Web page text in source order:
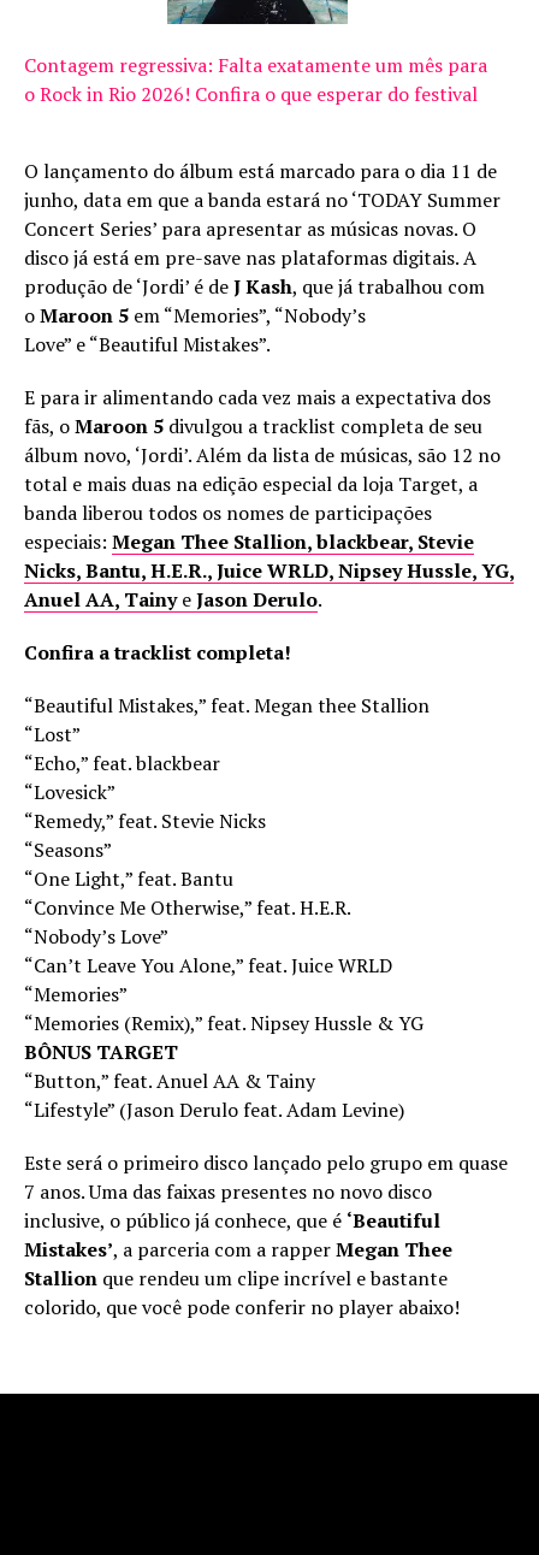
Contagem regressiva: Falta exatamente um mês para
o Rock in Rio 2026! Confira o que esperar do festival
O lançamento do álbum está marcado para o dia 11 de
junho, data em que a banda estará no ‘TODAY Summer
Concert Series’ para apresentar as músicas novas. O
disco já está em pre-save nas plataformas digitais. A
produção de ‘Jordi’ é deJ Kash, que já trabalhou com
oMaroon 5 em “Memories”, “Nobody’s
Love” e “Beautiful Mistakes”.
E para ir alimentando cada vez mais a expectativa dos
fãs, oMaroon 5 divulgou a tracklist completa de seu
álbum novo, ‘Jordi’. Além da lista de músicas, são 12 no
total e mais duas na edição especial da loja Target, a
banda liberou todos os nomes de participações
especiais: Megan Thee Stallion, blackbear, Stevie
Nicks, Bantu, H.E.R., Juice WRLD, Nipsey Hussle, YG,
Anuel AA, TainyeJason Derulo.
Confira a tracklist completa!
“Beautiful Mistakes,” feat. Megan thee Stallion
“Lost”
“Echo,” feat. blackbear
“Lovesick”
“Remedy,” feat. Stevie Nicks
“Seasons”
“One Light,” feat. Bantu
“Convince Me Otherwise,” feat. H.E.R.
“Nobody’s Love”
“Can’t Leave You Alone,” feat. Juice WRLD
“Memories”
“Memories (Remix),” feat. Nipsey Hussle & YG
BÔNUS TARGET
“Button,” feat. Anuel AA & Tainy
“Lifestyle” (Jason Derulo feat. Adam Levine)
Este será o primeiro disco lançado pelo grupo em quase
7 anos. Uma das faixas presentes no novo disco
inclusive, o público já conhece, que é ‘Beautiful
Mistakes’, a parceria com a rapperMegan Thee
Stallion que rendeu um clipe incrível e bastante
colorido, que você pode conferir no player abaixo!